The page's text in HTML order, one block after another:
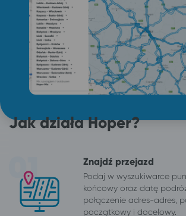
Jak działa Hoper?
Znajdź przejazd
Podaj w wyszukiwarce
końcowy oraz datę
połączenie adres-adres,
początkowy i docelowy.